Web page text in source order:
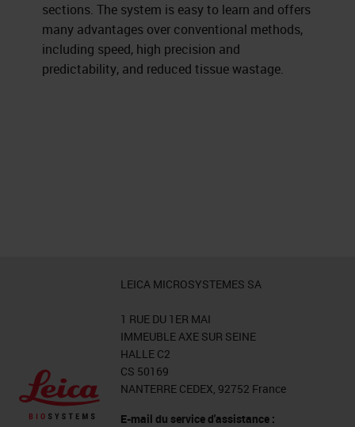
sections. The system is easy to learn and offers
many advantages over conventional methods,
including speed, high precision and
predictability, and reduced tissue wastage.
LEICA MICROSYSTEMES SA
1 RUE DU 1ER MAI
IMMEUBLE AXE SUR SEINE
HALLE C2
CS 50169
NANTERRE CEDEX, 92752 France
E-mail du service d'assistance :